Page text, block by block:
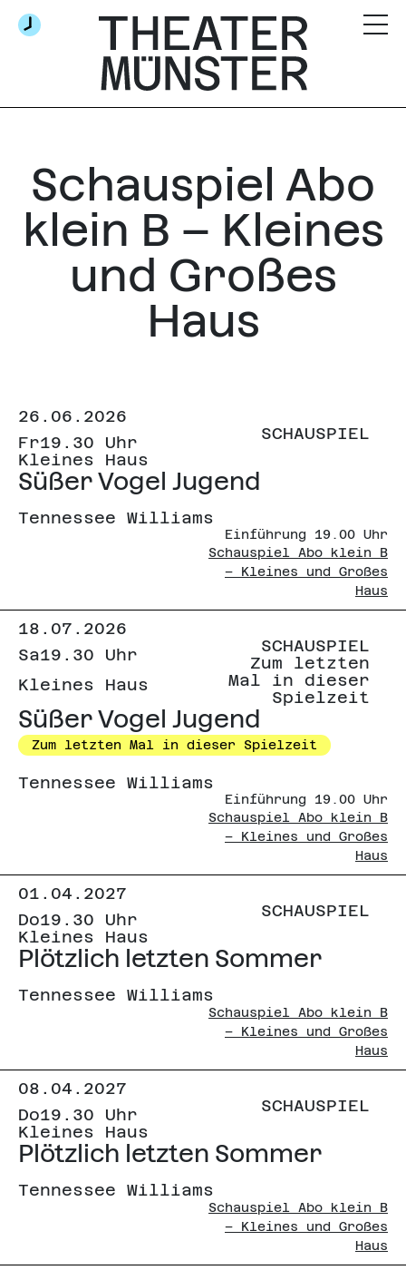
Schauspiel Abo
klein B – Kleines
und Großes
Haus
26.06.2026
Fr19.30 Uhr
Kleines Haus
Süßer Vogel Jugend
Tennessee Williams
SCHAUSPIEL
Einführung 19.00 Uhr
Schauspiel Abo klein B
– Kleines und Großes
Haus
18.07.2026
Sa19.30 Uhr
Kleines Haus
Süßer Vogel Jugend
Zum letzten Mal in dieser Spielzeit
Tennessee Williams
SCHAUSPIEL
Zum letzten
Mal in dieser
Spielzeit
Einführung 19.00 Uhr
Schauspiel Abo klein B
– Kleines und Großes
Haus
01.04.2027
Do19.30 Uhr
Kleines Haus
Plötzlich letzten Sommer
Tennessee Williams
SCHAUSPIEL
Schauspiel Abo klein B
– Kleines und Großes
Haus
08.04.2027
Do19.30 Uhr
Kleines Haus
Plötzlich letzten Sommer
Tennessee Williams
SCHAUSPIEL
Schauspiel Abo klein B
– Kleines und Großes
Haus